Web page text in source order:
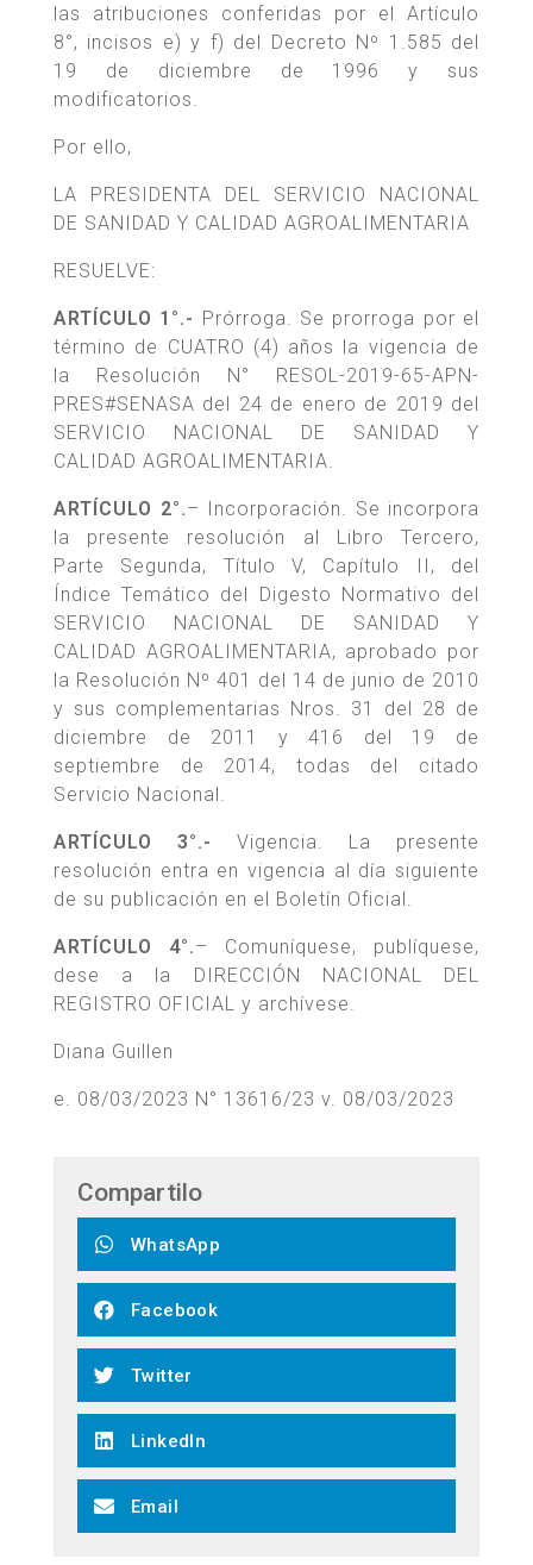
las atribuciones conferidas por el Artículo
8°, incisos e) y f) del Decreto Nº 1.585 del
19 de diciembre de 1996 y sus
modificatorios.
Por ello,
LA PRESIDENTA DEL SERVICIO NACIONAL
DE SANIDAD Y CALIDAD AGROALIMENTARIA
RESUELVE:
ARTÍCULO 1°.- Prórroga. Se prorroga por el
término de CUATRO (4) años la vigencia de
la Resolución N° RESOL-2019-65-APN-
PRES#SENASA del 24 de enero de 2019 del
SERVICIO NACIONAL DE SANIDAD Y
CALIDAD AGROALIMENTARIA.
ARTÍCULO 2°.– Incorporación. Se incorpora
la presente resolución al Libro Tercero,
Parte Segunda, Título V, Capítulo II, del
Índice Temático del Digesto Normativo del
SERVICIO NACIONAL DE SANIDAD Y
CALIDAD AGROALIMENTARIA, aprobado por
la Resolución Nº 401 del 14 de junio de 2010
y sus complementarias Nros. 31 del 28 de
diciembre de 2011 y 416 del 19 de
septiembre de 2014, todas del citado
Servicio Nacional.
ARTÍCULO 3°.-
Vigencia. La presente
resolución entra en vigencia al día siguiente
de su publicación en el Boletín Oficial.
ARTÍCULO 4°.– Comuníquese, publíquese,
dese a la DIRECCIÓN NACIONAL DEL
REGISTRO OFICIAL y archívese.
Diana Guillen
e. 08/03/2023 N° 13616/23 v. 08/03/2023
Compartilo
WhatsApp
Facebook
Twitter
LinkedIn
Email